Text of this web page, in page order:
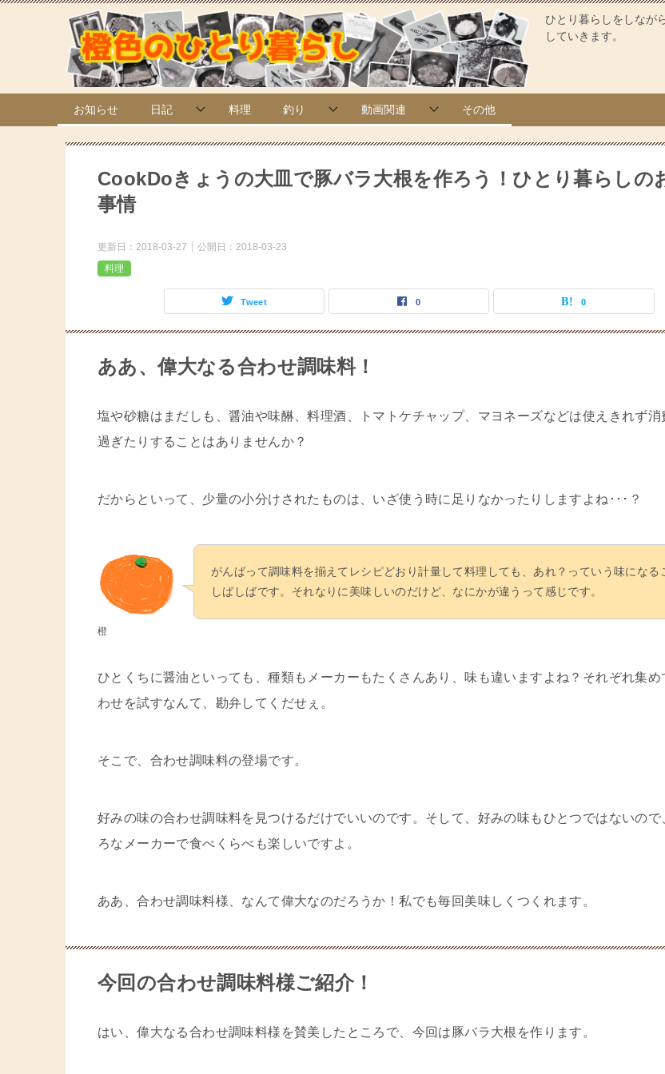
ひとり暮らしをしなが
していきます。
お知らせ 日記 料理 釣り 動画関連 その他
CookDoきょうの大皿で豚バラ大根を作ろう！ひとり暮らしの
事情
更新日： 2018-03-27 公開日： 2018-03-23
料理
Tweet 0 0
ああ、偉大なる合わせ調味料！
塩や砂糖はまだしも、醤油や味醂、料理酒、トマトケチャップ、マヨネーズなどは使えきれず消
過ぎたりすることはありませんか？
だからといって、少量の小分けされたものは、いざ使う時に足りなかったりしますよね･･･？
橙
がんばって調味料を揃えてレシピどおり計量して料理しても、あれ？っていう味になる
しばしばです。それなりに美味しいのだけど、なにかが違うって感じです。
ひとくちに醤油といっても、種類もメーカーもたくさんあり、味も違いますよね？それぞれ集め
わせを試すなんて、勘弁してくだせぇ。
そこで、合わせ調味料の登場です。
好みの味の合わせ調味料を見つけるだけでいいのです。そして、好みの味もひとつではないので
ろなメーカーで食べくらべも楽しいですよ。
ああ、合わせ調味料様、なんて偉大なのだろうか！私でも毎回美味しくつくれます。
今回の合わせ調味料様ご紹介！
はい、偉大なる合わせ調味料様を賛美したところで、今回は豚バラ大根を作ります。